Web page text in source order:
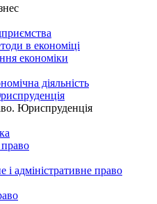
в економіці
економіки
діяльність
Юриспруденція
і адміністративне право